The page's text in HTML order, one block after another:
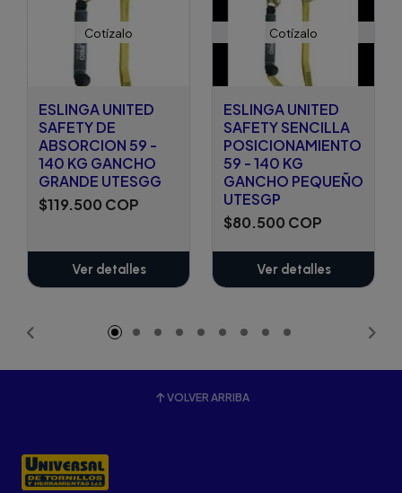
Cotízalo
ESLINGA UNITED
SAFETY DE
ABSORCION 59 -
140 KG GANCHO
GRANDE UTESGG
$119.500 COP
Ver detalles
Cotízalo
ESLINGA UNITED
SAFETY SENCILLA
POSICIONAMIENTO
59 - 140 KG
GANCHO PEQUEÑO
UTESGP
$80.500 COP
Ver detalles
VOLVER ARRIBA